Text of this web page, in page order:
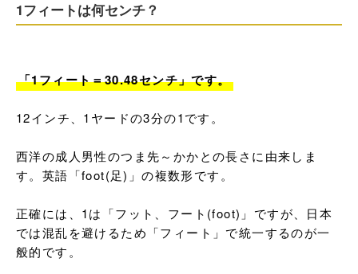
1フィートは何センチ？
「1フィート＝30.48センチ」です。
12インチ、1ヤードの3分の1です。
西洋の成人男性のつま先～かかとの長さに由来しま
す。英語「foot(足)」の複数形です。
正確には、1は「フット、フート(foot)」ですが、日本
では混乱を避けるため「フィート」で統一するのが一
般的です。